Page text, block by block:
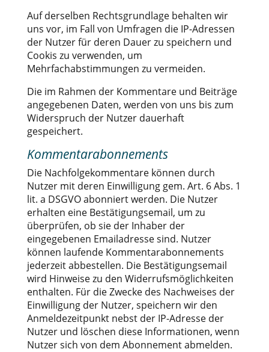
Auf derselben Rechtsgrundlage behalten wir
uns vor, im Fall von Umfragen die IP-Adressen
der Nutzer für deren Dauer zu speichern und
Cookis zu verwenden, um
Mehrfachabstimmungen zu vermeiden.
Die im Rahmen der Kommentare und Beiträge
angegebenen Daten, werden von uns bis zum
Widerspruch der Nutzer dauerhaft
gespeichert.
Kommentarabonnements
Die Nachfolgekommentare können durch
Nutzer mit deren Einwilligung gem. Art. 6 Abs. 1
lit. a DSGVO abonniert werden. Die Nutzer
erhalten eine Bestätigungsemail, um zu
überprüfen, ob sie der Inhaber der
eingegebenen Emailadresse sind. Nutzer
können laufende Kommentarabonnements
jederzeit abbestellen. Die Bestätigungsemail
wird Hinweise zu den Widerrufsmöglichkeiten
enthalten. Für die Zwecke des Nachweises der
Einwilligung der Nutzer, speichern wir den
Anmeldezeitpunkt nebst der IP-Adresse der
Nutzer und löschen diese Informationen, wenn
Nutzer sich von dem Abonnement abmelden.